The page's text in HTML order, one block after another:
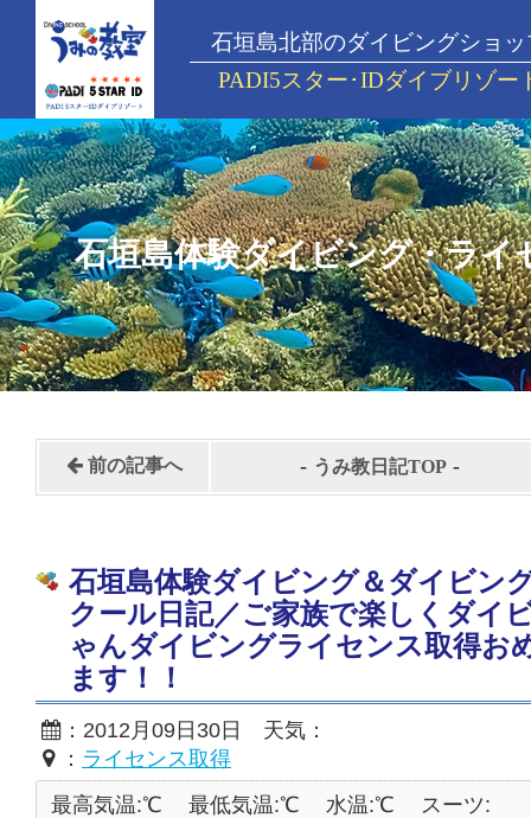
石垣島北部のダイビングショッ
PADI5スター･IDダイブリゾー
石垣島体験ダイビング・ライ
前の記事へ - うみ教日記TOP -
石垣島体験ダイビング＆ダイビン
クール日記／ご家族で楽しくダイ
ゃんダイビングライセンス取得お
ます！！
：2012月09日30日 天気：
： ライセンス取得
最高気温:℃
最低気温:℃ 水温:℃ スーツ: